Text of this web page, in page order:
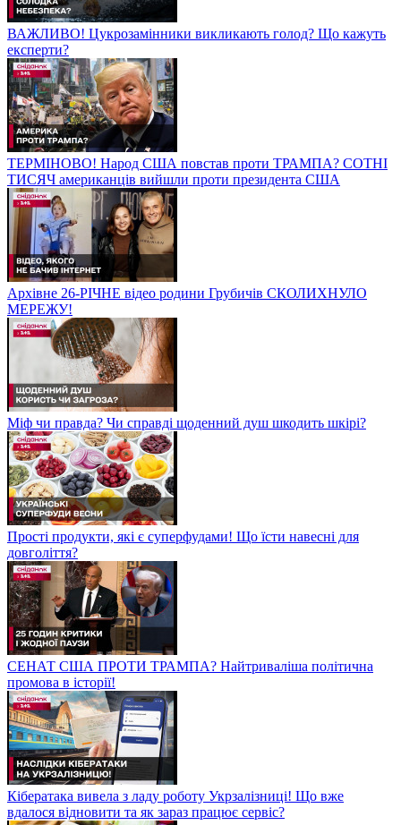
ВАЖЛИВО! Цукрозамінники викликають голод? Що кажуть
експерти?
ТЕРМІНОВО! Народ США повстав проти ТРАМПА? СОТНІ
ТИСЯЧ американців вийшли проти президента США
Архівне 26-РІЧНЕ відео родини Грубичів СКОЛИХНУЛО
МЕРЕЖУ!
Міф чи правда? Чи справді щоденний душ шкодить шкірі?
Прості продукти, які є суперфудами! Що їсти навесні для
довголіття?
СЕНАТ США ПРОТИ ТРАМПА? Найтриваліша політична
промова в історії!
Кібератака вивела з ладу роботу Укрзалізниці! Що вже
вдалося відновити та як зараз працює сервіс?